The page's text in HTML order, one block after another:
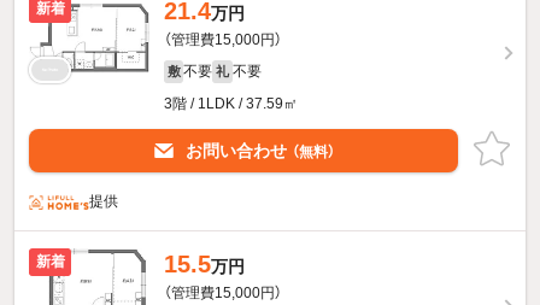
新着 21.4万円
（管理費15,000円）
敷 不要 礼 不要
3階 / 1LDK / 37.59㎡
お問い合わせ （無料）
提供
新着 15.5万円
（管理費15,000円）